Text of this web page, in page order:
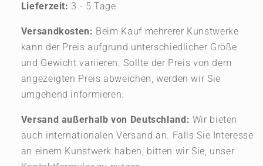
Lieferzeit:3 - 5 Tage
Versandkosten: Beim Kauf mehrerer Kunstwerke
kann der Preis aufgrund unterschiedlicher Größe
und Gewicht variieren. Sollte der Preis von dem
angezeigten Preis abweichen, werden wir Sie
umgehend informieren.
Versand außerhalb von Deutschland: Wir bieten
auch internationalen Versand an. Falls Sie Interesse
an einem Kunstwerk haben, bitten wir Sie, unser